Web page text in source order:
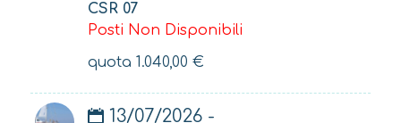
CSR 07
Posti Non Disponibili
quota 1.040,00 €
13/07/2026 -